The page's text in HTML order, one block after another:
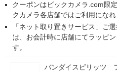
クーポンはビックカメラ.com限
クカメラ各店舗ではご利用にな
「ネット取り置きサービス」ご
は、お会計時に店舗にてラッピ
す。
バンダイスピリッツ